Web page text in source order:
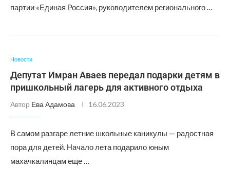
партии «Единая Россия», руководителем регионального …
Новости
Депутат Имран Аваев передал подарки детям в
пришкольный лагерь для активного отдыха
Автор Ева Адамова 16.06.2023
В самом разгаре летние школьные каникулы — радостная
пора для детей. Начало лета подарило юным
махачкалинцам еще …